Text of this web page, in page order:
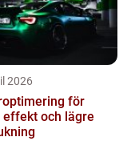
2026
för
effekt och lägre